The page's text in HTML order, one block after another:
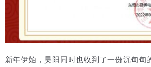
新年伊始，昊阳同时也收到了一份沉甸甸